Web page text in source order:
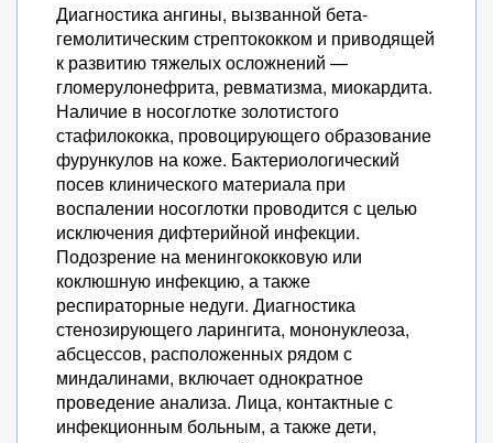
Диагностика ангины, вызванной бета-
гемолитическим стрептококком и приводящей
к развитию тяжелых осложнений —
гломерулонефрита, ревматизма, миокардита.
Наличие в носоглотке золотистого
стафилококка, провоцирующего образование
фурункулов на коже. Бактериологический
посев клинического материала при
воспалении носоглотки проводится с целью
исключения дифтерийной инфекции.
Подозрение на менингококковую или
коклюшную инфекцию, а также
респираторные недуги. Диагностика
стенозирующего ларингита, мононуклеоза,
абсцессов, расположенных рядом с
миндалинами, включает однократное
проведение анализа. Лица, контактные с
инфекционным больным, а также дети,